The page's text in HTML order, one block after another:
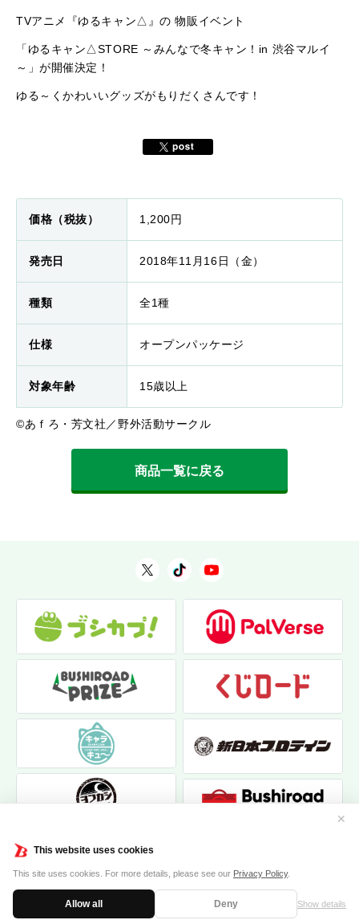
This website uses cookies
This site uses cookies. For more details, please see our Privacy Policy.
Allow all Deny Show details
✕
TVアニメ『ゆるキャン△』の 物販イベント
「ゆるキャン△STORE ～みんなで冬キャン！in 渋谷マルイ
～」が開催決定！
ゆる～くかわいいグッズがもりだくさんです！
価格（税抜） 1,200円
発売日 2018年11月16日（金）
種類 全1種
仕様 オープンパッケージ
対象年齢 15歳以上
©あｆろ・芳文社／野外活動サークル
商品一覧に戻る